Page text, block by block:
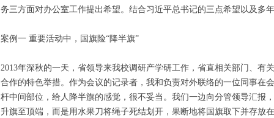
务三方面对办公室工作提出希望。结合习近平总书记的三点希望以及多
案例一 重要活动中，国旗险“降半旗”
2013年深秋的一天，省领导来我校调研产学研工作，省直相关部门、
合作的特色举措。作为会议的记录者，我和负责对外联络的一位同事在
杆中间部位，给人降半旗的感觉，很不妥当。我们一边向分管领导汇报
升旗至顶端，而是用水果刀将绳子死结划开，果断地将国旗取下并存放